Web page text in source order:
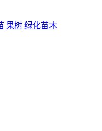
果树 绿化苗木